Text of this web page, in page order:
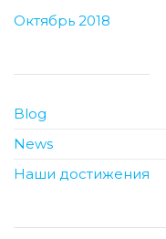
Октябрь 2018
Blog
News
Наши достижения